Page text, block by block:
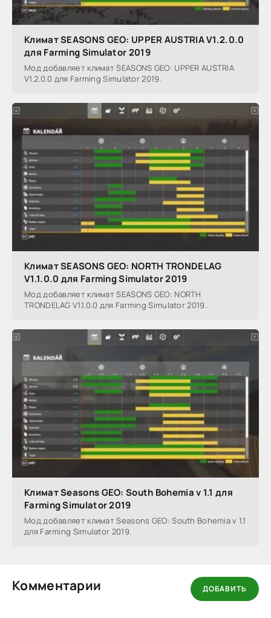
Климат SEASONS GEO: UPPER AUSTRIA V1.2.0.0
для Farming Simulator 2019
Мод добавляет климат SEASONS GEO: UPPER AUSTRIA
V1.2.0.0 для Farming Simulator 2019.
Климат SEASONS GEO: NORTH TRONDELAG
V1.1.0.0 для Farming Simulator 2019
Мод добавляет климат SEASONS GEO: NORTH
TRONDELAG V1.1.0.0 для Farming Simulator 2019.
Климат Seasons GEO: South Bohemia v 1.1 для
Farming Simulator 2019
Мод добавляет климат Seasons GEO: South Bohemia v 1.1
для Farming Simulator 2019.
Комментарии ДОБАВИТЬ